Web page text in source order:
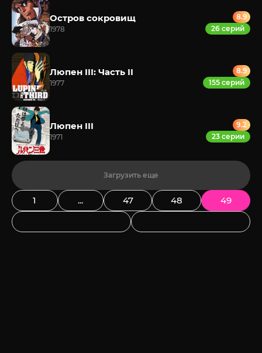
Остров сокровищ
1978
8.9
26 серий
Люпен III: Часть II
1977
8.9
155 серий
Люпен III
1971
9.2
23 серии
Загрузить еще
1 ... 47 48 49